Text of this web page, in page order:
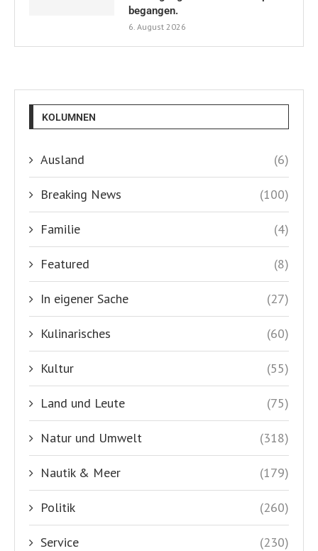
begangen.
6. August 2026
KOLUMNEN
Ausland (6)
Breaking News (100)
Familie (4)
Featured (8)
In eigener Sache (27)
Kulinarisches (60)
Kultur (55)
Land und Leute (75)
Natur und Umwelt (318)
Nautik & Meer (179)
Politik (260)
Service (230)